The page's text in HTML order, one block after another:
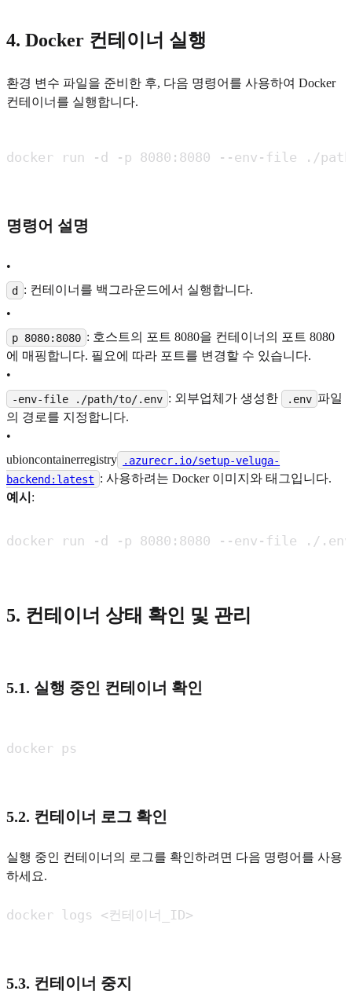
4. Docker 컨테이너 실행
환경 변수 파일을 준비한 후, 다음 명령어를 사용하여 Docker
컨테이너를 실행합니다.
명령어 설명
•
d : 컨테이너를 백그라운드에서 실행합니다.
•
p 8080:8080 : 호스트의 포트 8080을 컨테이너의 포트 8080
에 매핑합니다. 필요에 따라 포트를 변경할 수 있습니다.
•
-env-file ./path/to/.env : 외부업체가 생성한 .env 파일
의 경로를 지정합니다.
•
ubioncontainerregistry
.azurecr.io/setup-veluga-
backend:latest : 사용하려는 Docker 이미지와 태그입니다.
예시 :
5. 컨테이너 상태 확인 및 관리
5.1. 실행 중인 컨테이너 확인
5.2. 컨테이너 로그 확인
실행 중인 컨테이너의 로그를 확인하려면 다음 명령어를 사용
하세요.
5.3. 컨테이너 중지